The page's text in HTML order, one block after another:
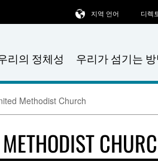
리의 정체성 우리가 섬기는
지역 언어 디렉
Methodist Church